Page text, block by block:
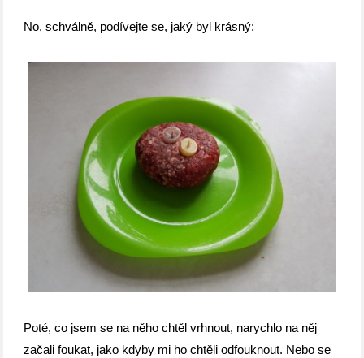
No, schválně, podívejte se, jaký byl krásný:
Poté, co jsem se na něho chtěl vrhnout, narychlo na něj
začali foukat, jako kdyby mi ho chtěli odfouknout. Nebo se